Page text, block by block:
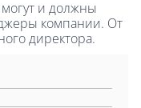
и должны
компании. От
директора.